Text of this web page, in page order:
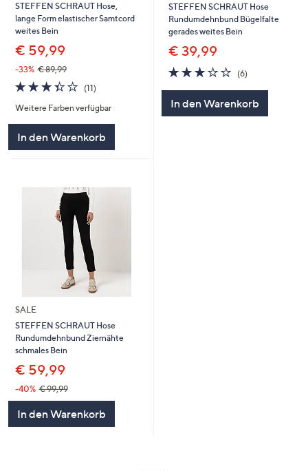
STEFFEN SCHRAUT Hose,
lange Form elastischer Samtcord
weites Bein
€ 59,99
-33% € 89,99
3.4
von
5
(11)11
Weitere Farben verfügbar
In den Warenkorb
STEFFEN SCHRAUT Hose
Rundumdehnbund Bügelfalte
gerades weites Bein
€ 39,99
3.2
von
(6)6
In den Warenkorb
SALE
STEFFEN SCHRAUT Hose
Rundumdehnbund Ziernähte
schmales Bein
€ 59,99
-40% € 99,99
In den Warenkorb